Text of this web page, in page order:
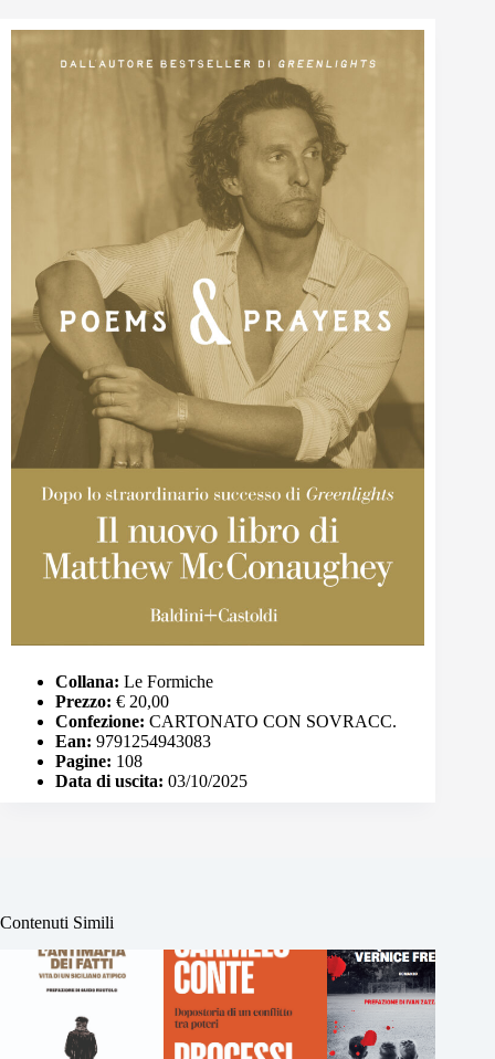
Collana: Le Formiche
Prezzo: € 20,00
Confezione: CARTONATO CON SOVRACC.
Ean: 9791254943083
Pagine: 108
Data di uscita: 03/10/2025
Contenuti Simili